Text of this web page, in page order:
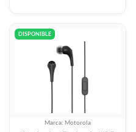
DISPONIBLE
Marca: Motorola